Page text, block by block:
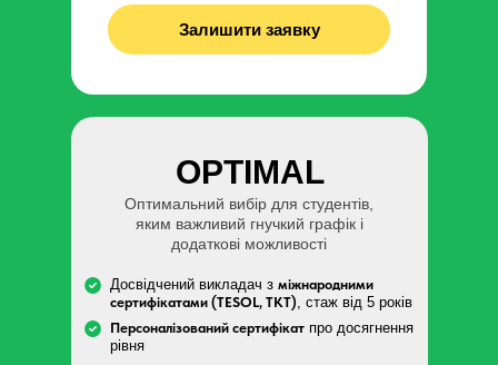
OPTIMAL
Досвідчений викладач з міжнародними
сертифікатами (TESOL, TKT), стаж від 5 років
Персоналізований сертифікат про досягнення
рівня
Оптимальний вибір для студентів,
яким важливий гнучкий графік і
додаткові можливості
Залишити заявку